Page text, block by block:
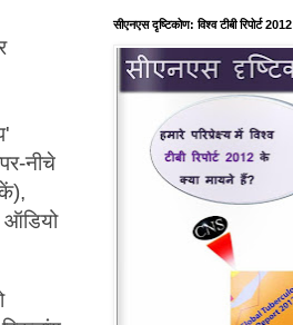
नीचे
ऑडियो
सीएनएस दृष्टिकोण: विश्व टीबी रिपोर्ट 2012